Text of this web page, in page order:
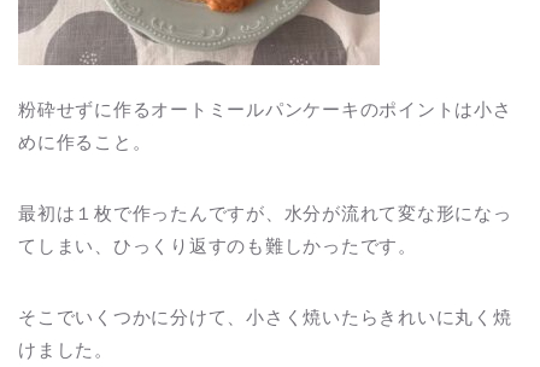
粉砕せずに作るオートミールパンケーキのポイントは小さ
めに作ること。
最初は１枚で作ったんですが、水分が流れて変な形になっ
てしまい、ひっくり返すのも難しかったです。
そこでいくつかに分けて、小さく焼いたらきれいに丸く焼
けました。